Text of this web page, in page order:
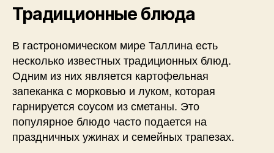
Традиционные блюда
В гастрономическом мире Таллина есть
несколько известных традиционных блюд.
Одним из них является картофельная
запеканка с морковью и луком, которая
гарнируется соусом из сметаны. Это
популярное блюдо часто подается на
праздничных ужинах и семейных трапезах.